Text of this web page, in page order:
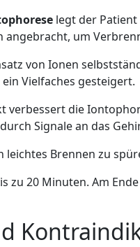
legt der Patient
angebracht, um
von Ionen
Vielfaches gesteigert.
verbessert die
Signale an das
leichtes Brennen zu
zu 20 Minuten. Am